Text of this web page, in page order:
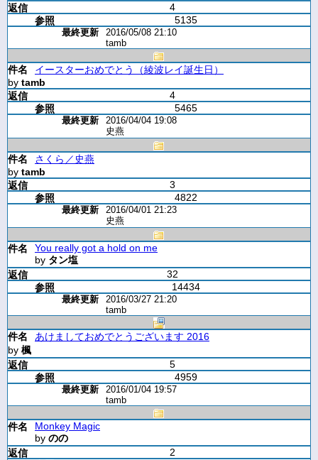
4
5135
2016/05/08 21:10
tamb
イースターおめでとう（綾波レイ誕生日）
by tamb
4
5465
2016/04/04 19:08
史燕
さくら／史燕
by tamb
3
4822
2016/04/01 21:23
史燕
You really got a hold on me
by タン塩
32
14434
2016/03/27 21:20
tamb
あけましておめでとうございます 2016
by 楓
5
4959
2016/01/04 19:57
tamb
Monkey Magic
by のの
2